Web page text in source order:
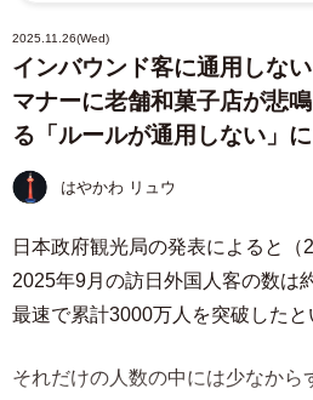
2025.11.26(Wed)
インバウンド客に通用しな
マナーに老舗和菓子店が悲
る「ルールが通用しない」
はやかわ リュウ
日本政府観光局の発表によると（
2025年9月の訪日外国人客の数は
最速で累計3000万人を突破したと
それだけの人数の中には少なから